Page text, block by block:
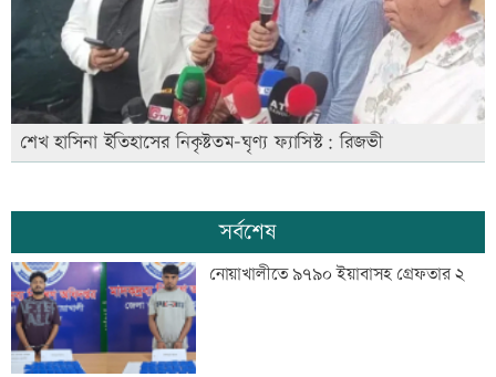
শেখ হাসিনা ইতিহাসের নিকৃষ্টতম-ঘৃণ্য ফ্যাসিস্ট: রিজভী
সর্বশেষ
নোয়াখালীতে ৯৭৯০ ইয়াবাসহ গ্রেফতার ২